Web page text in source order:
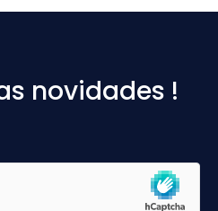
novidades !